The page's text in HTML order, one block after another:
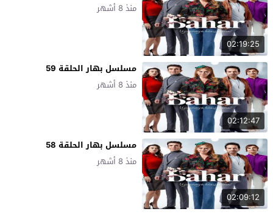
02:19:25
منذ 8 أشهر
02:12:47
مسلسل بهار الحلقة 59
منذ 8 أشهر
02:09:12
مسلسل بهار الحلقة 58
منذ 8 أشهر